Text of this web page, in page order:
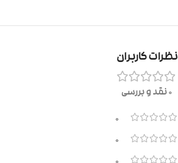
نظرات کاربران
0 نقد و بررسی
0
0